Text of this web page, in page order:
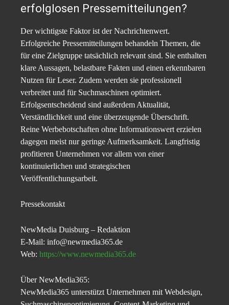
erfolglosen Pressemitteilungen?
Der wichtigste Faktor ist der Nachrichtenwert.
Erfolgreiche Pressemitteilungen behandeln Themen, die
für eine Zielgruppe tatsächlich relevant sind. Sie enthalten
klare Aussagen, belastbare Fakten und einen erkennbaren
Nutzen für Leser. Zudem werden sie professionell
verbreitet und für Suchmaschinen optimiert.
Erfolgsentscheidend sind außerdem Aktualität,
Verständlichkeit und eine überzeugende Überschrift.
Reine Werbebotschaften ohne Informationswert erzielen
dagegen meist nur geringe Aufmerksamkeit. Langfristig
profitieren Unternehmen vor allem von einer
kontinuierlichen und strategischen
Veröffentlichungsarbeit.
Pressekontakt
NewMedia Duisburg – Redaktion
E-Mail: info@newmedia365.de
Web: https://www.newmedia365.de
Über NewMedia365:
NewMedia365 unterstützt Unternehmen mit Webdesign,